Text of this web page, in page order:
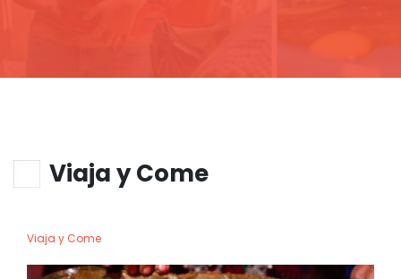
Viaja y Come
Viaja y Come